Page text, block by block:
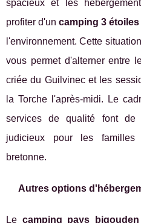
spacieux et les
profiter d'uncamping 3
l'environnement. Cette
vous permet d'alterner entre
criée du Guilvinec et les
la Torche l'après-midi. Le
services de qualité font de
judicieux pour les familles
bretonne.
Autres options
Le camping pays bigouden